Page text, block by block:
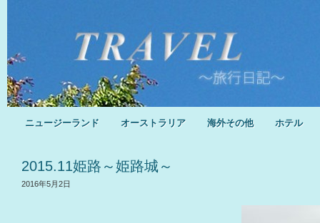
ニュージーランド オーストラリア 海外その他 ホテル
2015.11姫路～姫路城～
2016年5月2日